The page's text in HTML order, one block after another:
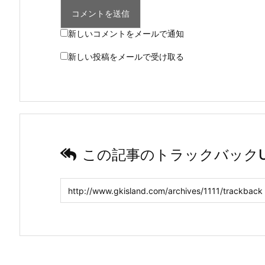
新しいコメントをメールで通知
新しい投稿をメールで受け取る
この記事のトラックバック